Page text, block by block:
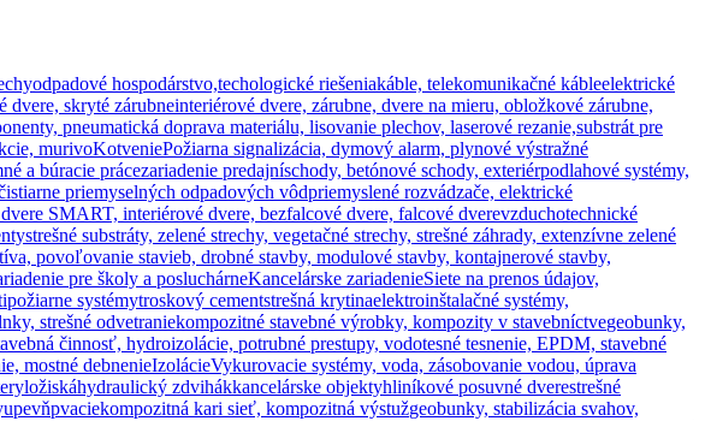
odpadové hospodárstvo,techologické riešeniakáble, telekomunikačné kábleelektrické
dvere, skryté zárubneinteriérové dvere, zárubne, dvere na mieru, obložkové zárubne,
pneumatická doprava materiálu, lisovanie plechov, laserové rezanie,substrát pre
murivoKotveniePožiarna signalizácia, dymový alarm, plynové výstražné
a búracie prácezariadenie predajníschody, betónové schody, exteriérpodlahové systémy,
priemyselných odpadových vôdpriemyslené rozvádzače, elektrické
SMART, interiérové dvere, bezfalcové dvere, falcové dverevzduchotechnické
strešné substráty, zelené strechy, vegetačné strechy, strešné záhrady, extenzívne zelené
povoľovanie stavieb, drobné stavby, modulové stavby, kontajnerové stavby,
pre školy a posluchárneKancelárske zariadenieSiete na prenos údajov,
systémytroskový cementstrešná krytinaelektroinštalačné systémy,
strešné odvetraniekompozitné stavebné výrobky, kompozity v stavebníctvegeobunky,
činnosť, hydroizolácie, potrubné prestupy, vodotesné tesnenie, EPDM, stavebné
mostné debnenieIzolácieVykurovacie systémy, voda, zásobovanie vodou, úprava
ložiskáhydraulický zdvihákkancelárske objektyhliníkové posuvné dverestrešné
upevňpvaciekompozitná kari sieť, kompozitná výstužgeobunky, stabilizácia svahov,